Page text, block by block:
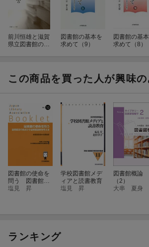
前川恒雄と滋賀
県立図書館の時
図書館の基本を
求めて（9）
図書館の基
求めて（8）
この商品を買った人が興味
図書館の使命を
問う 図書館法
の原点から図書
塩見 昇
学校図書館メデ
ィアと読書教育
塩見 昇
図書館概論
（2）
大串 夏身
ランキング